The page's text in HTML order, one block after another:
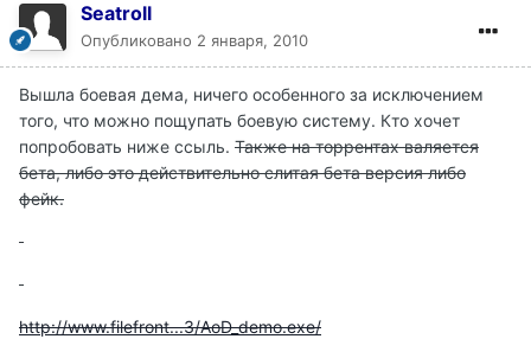
Seatroll
Опубликовано 2 января, 2010
Вышла боевая дема, ничего особенного за исключением
того, что можно пощупать боевую систему. Кто хочет
попробовать ниже ссыль. Также на торрентах валяется
бета, либо это действительно слитая бета версия либо
фейк.
http://www.filefront...3/AoD_demo.exe/